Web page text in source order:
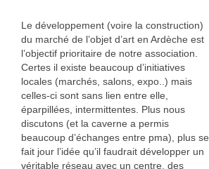
Le développement (voire la construction)
du marché de l’objet d’art en Ardèche est
l’objectif prioritaire de notre association.
Certes il existe beaucoup d’initiatives
locales (marchés, salons, expo..) mais
celles-ci sont sans lien entre elle,
éparpillées, intermittentes. Plus nous
discutons (et la caverne a permis
beaucoup d’échanges entre pma), plus se
fait jour l’idée qu’il faudrait développer un
véritable réseau avec un centre, des